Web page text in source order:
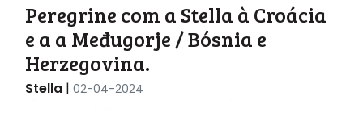
Peregrine com a Stella à Croácia
e a a Međugorje / Bósnia e
Herzegovina.
Stella| 02-04-2024